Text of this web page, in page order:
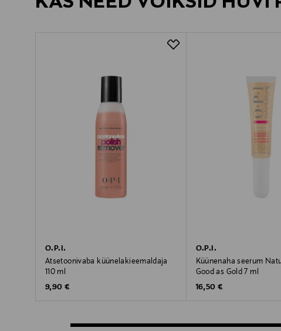
O.P.I.
Atsetoonivaba küünelakieemaldaja
110 ml
Original Price
9,90 €
O.P.I.
Küünenaha seerum
Good as Gold 7 ml
Original Price
16,50 €